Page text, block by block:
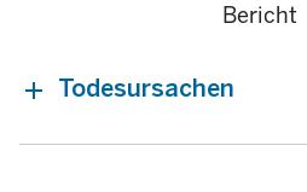
Bericht
Todesursachen